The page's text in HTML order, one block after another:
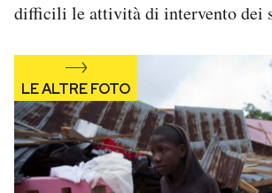
difficili le attività di intervento dei